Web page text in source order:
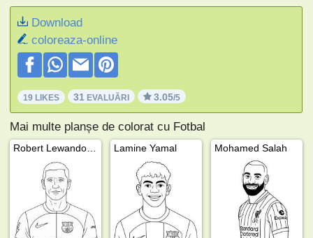
Download
coloreaza-online
19 LIKES 31 EVALUĂRI 3.05/5
Mai multe planșe de colorat cu Fotbal
Lamine Yamal Mohamed Salah